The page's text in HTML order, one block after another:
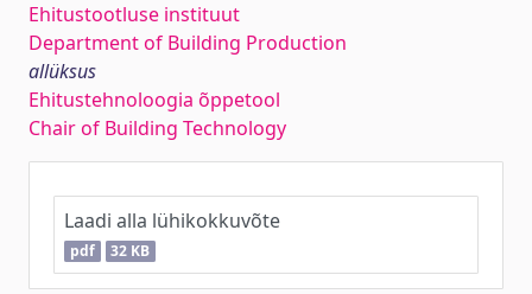
Ehitustootluse instituut
Department of Building Production
allüksus
Ehitustehnoloogia õppetool
Chair of Building Technology
Laadi alla lühikokkuvõte
pdf 32 KB